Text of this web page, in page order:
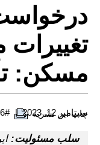
مسکن:
سپتامبر 12, 2023 #8101.16 چاپ این نشریه
سلب مسئولیت: